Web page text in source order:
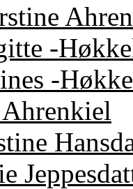
-
-